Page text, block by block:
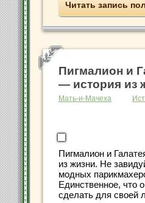
Читать запись
Пигмалион и
— история из
Мать-и-Мачеха
Пигмалион и
из жизни. Не
модных
Единственное, что
сделать для своей